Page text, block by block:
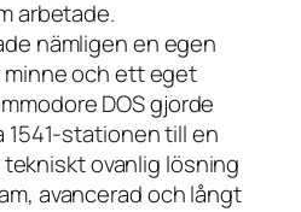
arbetade.
nämligen en egen
och ett eget
DOS gjorde
1541-stationen till en
ovanlig lösning
avancerad och långt